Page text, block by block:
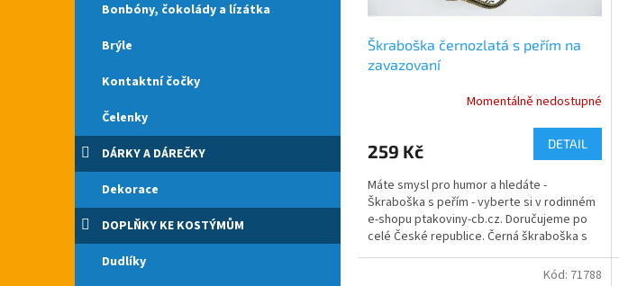
Bonbóny, čokolády a lízátka
Brýle
Kontaktní čočky
Čelenky
DÁRKY A DÁREČKY
Dekorace
DOPLŇKY KE KOSTÝMŮM
Dudlíky
Škraboška černozlatá s peřím na
zavazovaní
je
z
5
hvězdiček.
Momentálně nedostupné
259 Kč DETAIL
Máte smysl pro humor a hledáte -
Škraboška s peřím - vyberte si v rodinném
e-shopu ptakoviny-cb.cz. Doručujeme po
celé České republice. Černá škraboška s
peřím.
Kód: 71788